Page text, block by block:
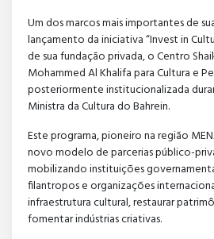
Um dos marcos mais importantes de
lançamento da iniciativa “Invest in
de sua fundação privada, o Centro
Mohammed Al Khalifa para Cultura e
posteriormente institucionalizada
Ministra da Cultura do Bahrein.
Este programa, pioneiro na região
novo modelo de parcerias público-
mobilizando instituições
filantropos e organizações
infraestrutura cultural, restaurar
fomentar indústrias criativas.